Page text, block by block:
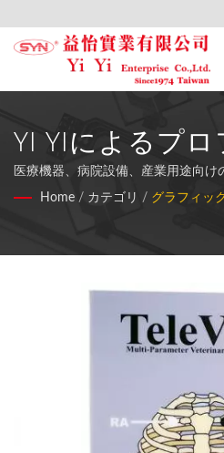
YI YIによるプロ
ルな医療機械
ーバーレイソリ
（SYN）
医療機器、病院設備、産業用途向け
オーバーレイ、先進的なシルクスク
Home / カテゴリ / グラフィッ